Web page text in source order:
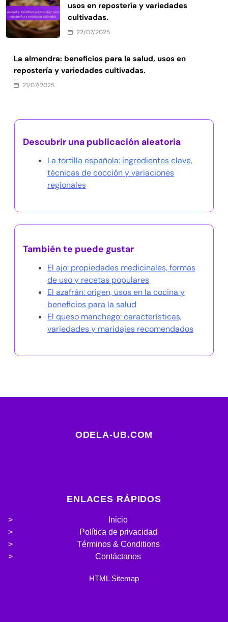
usos en repostería y variedades
cultivadas.
22/07/2025
La almendra: beneficios para la salud, usos en
repostería y variedades cultivadas.
21/07/2025
Descubrir una publicación aleatoria
La tortilla española: ingredientes clave,
técnicas de cocción y variaciones
regionales
También te puede gustar
El ajo: propiedades medicinales, formas
de uso y recetas populares
El azafrán: origen, usos en la cocina y
beneficios para la salud
El queso manchego: características,
variedades y maridajes recomendados
ODELA-UB.COM
ENLACES RÁPIDOS
Inicio
Política de privacidad
Términos & Conditions
Contáctanos
HTML Sitemap